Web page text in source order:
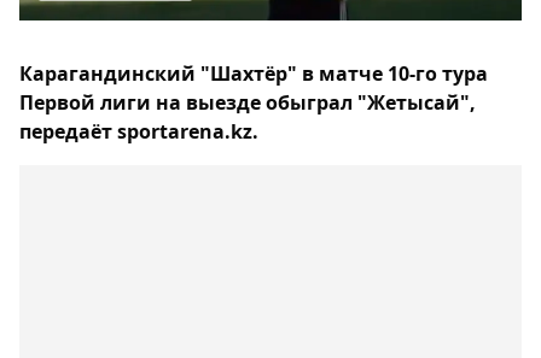
Карагандинский "Шахтёр" в матче 10-го тура
Первой лиги на выезде обыграл "Жетысай",
передаёт sportarena.kz.